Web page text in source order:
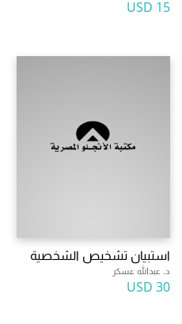
15 USD
استبيان تشخيص الشخصية
د. عبدالله عسكر
30 USD